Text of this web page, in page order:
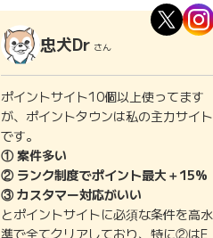
忠犬Dr さん
ポイントサイト10個以上使ってます
が、ポイントタウンは私の主力サイト
です。
① 案件多い
② ランク制度でポイント最大＋15%
③ カスタマー対応がいい
とポイントサイトに必須な条件を高水
準で全てクリアしており、特に②はE